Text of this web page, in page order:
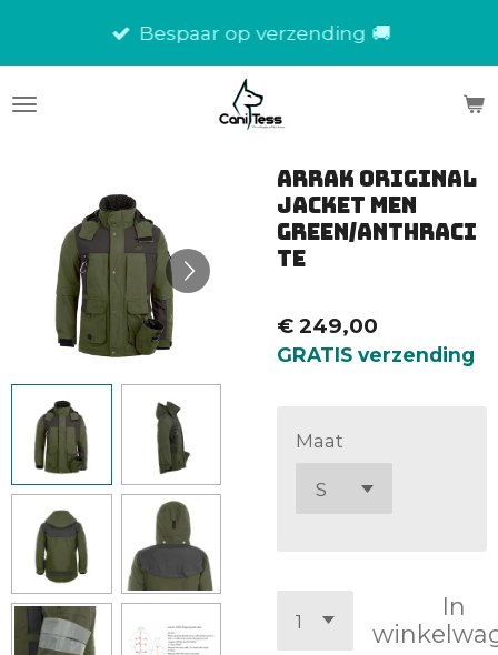
de
Bespaar op verzending 🚚
Arrak Original
Jacket men
Green/Anthraci
te
€ 249,00
GRATIS verzending
Maat
In